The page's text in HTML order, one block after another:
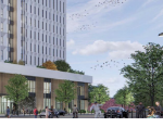
стандарди на
од малите и